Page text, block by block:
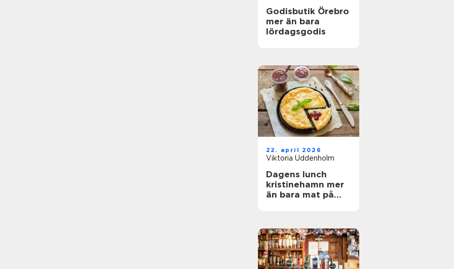
Godisbutik Örebro
mer än bara
lördagsgodis
22. april 2026
Viktoria Uddenholm
Dagens lunch
kristinehamn mer
än bara mat på